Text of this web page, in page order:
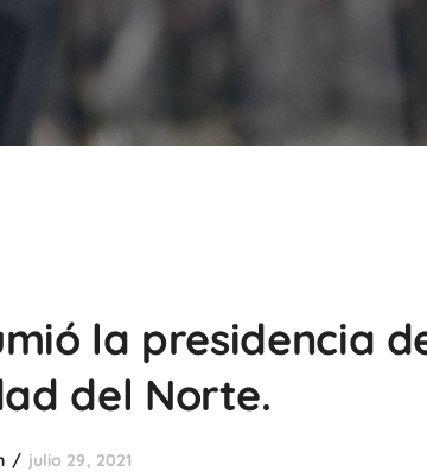
la presidencia
del Norte.
julio 29, 2021